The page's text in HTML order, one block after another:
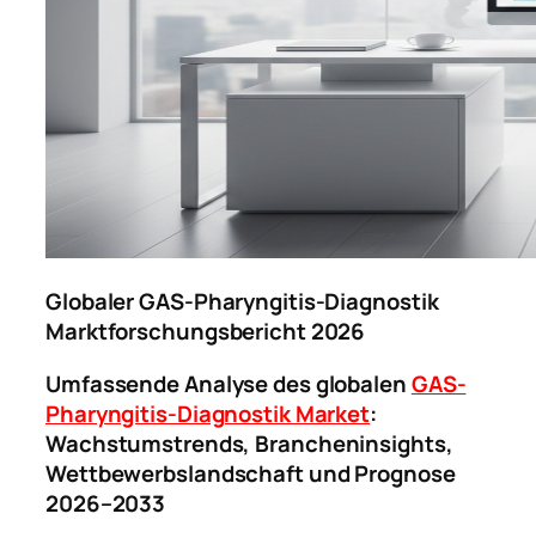
Globaler GAS-Pharyngitis-Diagnostik
Marktforschungsbericht 2026
Umfassende Analyse des globalenGAS-
Pharyngitis-Diagnostik Market:
Wachstumstrends, Brancheninsights,
Wettbewerbslandschaft und Prognose
2026–2033